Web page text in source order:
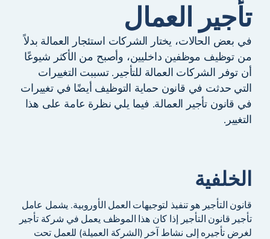
تأجير العمال
في بعض الحالات، يختار الشركات استئجار العمالة بدلاً
من توظيف موظفين داخليين، وأصبح من الأكثر شيوعًا
أن توفر الشركات العمالة للتأجير. تسببت التغييرات
التي حدثت في قانون حماية التوظيف أيضًا في تغييرات
في قانون تأجير العمالة. فيما يلي نظرة عامة على هذا
التغيير.
الخلفية
قانون التأجير هو تنفيذ لتوجيهات العمل الأوروبية. يشمل عامل
تأجير قانون التأجير إذا كان هذا الموظف يعمل في شركة تأجير
لغرض تأجيره إلى نشاط آخر (الشركة العميلة) للعمل تحت